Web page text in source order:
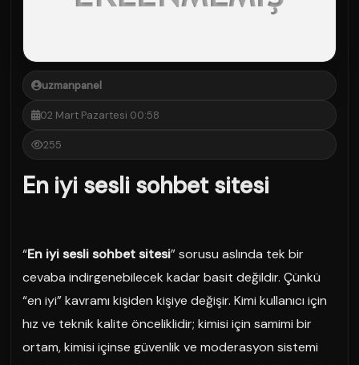
uzmanpanel
02 Mart Pazartesi 00:58
255
En iyi sesli sohbet sitesi
“En iyi sesli sohbet sitesi” sorusu aslında tek bir
cevaba indirgenebilecek kadar basit değildir. Çünkü
“en iyi” kavramı kişiden kişiye değişir. Kimi kullanıcı için
hız ve teknik kalite önceliklidir; kimisi için samimi bir
ortam, kimisi içinse güvenlik ve moderasyon sistemi